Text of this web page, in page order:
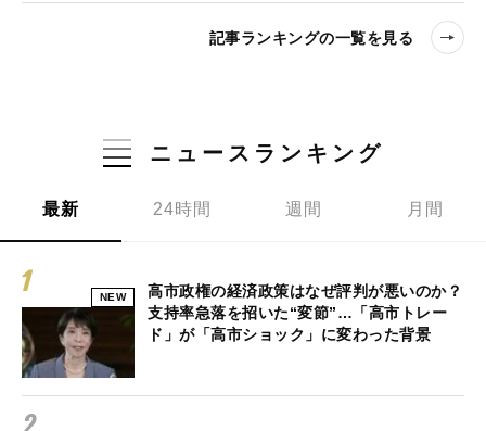
記事ランキングの一覧を見る
ニュースランキング
最新 24時間 週間 月間
NEW
高市政権の経済政策はなぜ評判が悪いのか？
支持率急落を招いた“変節”…「高市トレー
ド」が「高市ショック」に変わった背景